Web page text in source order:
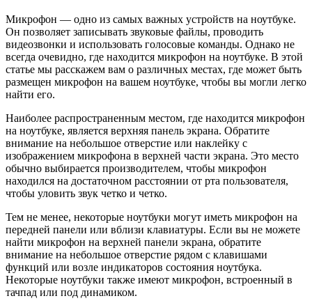
Микрофон — одно из самых важных устройств на ноутбуке.
Он позволяет записывать звуковые файлы, проводить
видеозвонки и использовать голосовые команды. Однако не
всегда очевидно, где находится микрофон на ноутбуке. В этой
статье мы расскажем вам о различных местах, где может быть
размещен микрофон на вашем ноутбуке, чтобы вы могли легко
найти его.
Наиболее распространенным местом, где находится микрофон
на ноутбуке, является верхняя панель экрана. Обратите
внимание на небольшое отверстие или наклейку с
изображением микрофона в верхней части экрана. Это место
обычно выбирается производителем, чтобы микрофон
находился на достаточном расстоянии от рта пользователя,
чтобы уловить звук четко и четко.
Тем не менее, некоторые ноутбуки могут иметь микрофон на
передней панели или вблизи клавиатуры. Если вы не можете
найти микрофон на верхней панели экрана, обратите
внимание на небольшое отверстие рядом с клавишами
функций или возле индикаторов состояния ноутбука.
Некоторые ноутбуки также имеют микрофон, встроенный в
тачпад или под динамиком.